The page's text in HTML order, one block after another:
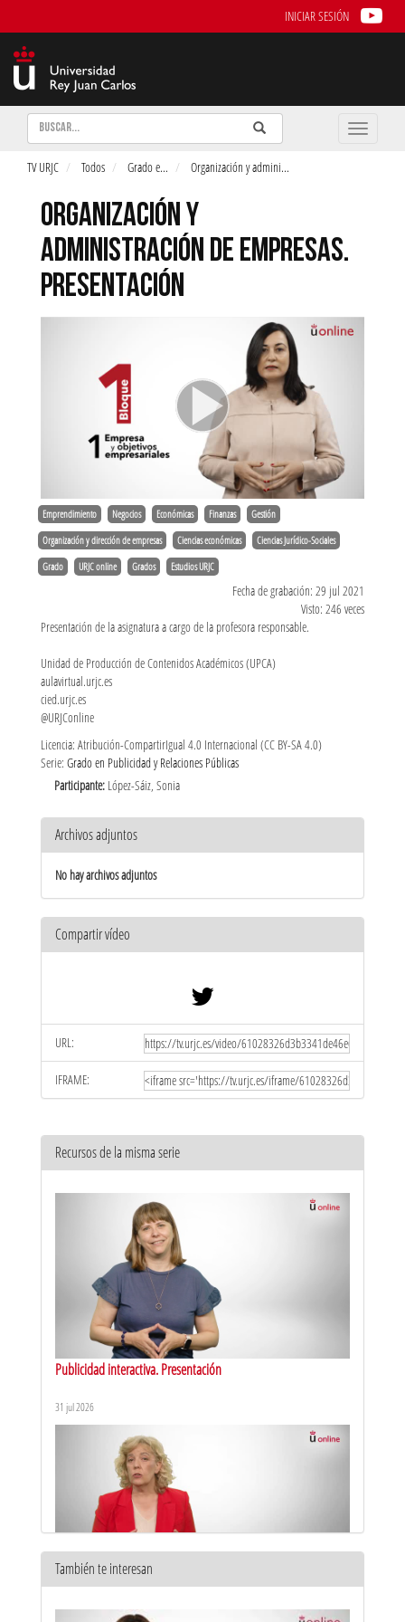
INICIAR SESIÓN
Buscar Enviar
Buscar
Toggle
TV URJC Todos Grado e... Organización y admini...
ORGANIZACIÓN Y
ADMINISTRACIÓN DE EMPRESAS.
PRESENTACIÓN
Emprendimiento Negocios Económicas Finanzas Gestión
Organización y dirección de empresas Ciencias económicas Ciencias Jurídico-Sociales
Grado URJC online Grados Estudios URJC
Fecha de grabación: 29 jul 2021
Visto: 246 veces
Presentación de la asignatura a cargo de la profesora responsable.
Unidad de Producción de Contenidos Académicos (UPCA)
aulavirtual.urjc.es
cied.urjc.es
@URJConline
Licencia: Atribución-CompartirIgual 4.0 Internacional (CC BY-SA 4.0)
Serie: Grado en Publicidad y Relaciones Públicas
Participante: López-Sáiz, Sonia
Archivos adjuntos
No hay archivos adjuntos
Compartir vídeo
URL:
IFRAME:
Recursos de la misma serie
Publicidad interactiva. Presentación
31 jul 2026
También te interesan